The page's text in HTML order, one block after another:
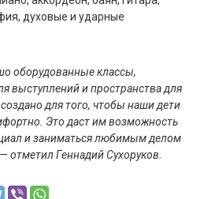
духовые и ударные
оборудованные классы,
выступлений и пространства для
для того, чтобы наши дети
Это даст им возможность
и заниматься любимым делом
отметил Геннадий Сухоруков.